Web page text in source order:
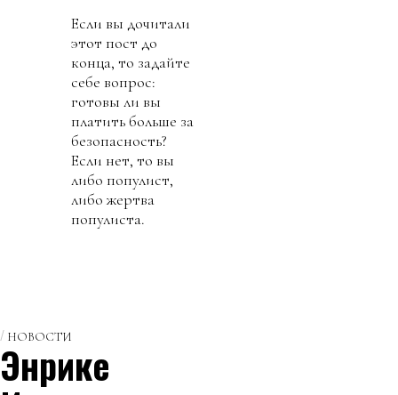
Если вы дочитали
этот пост до
конца, то задайте
себе вопрос:
готовы ли вы
платить больше за
безопасность?
Если нет, то вы
либо популист,
либо жертва
популиста.
НОВОСТИ
Энрике